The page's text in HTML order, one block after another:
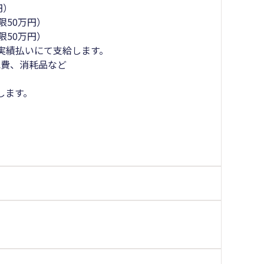
万円）
万円）
払いにて支給します。
、消耗品など
す。